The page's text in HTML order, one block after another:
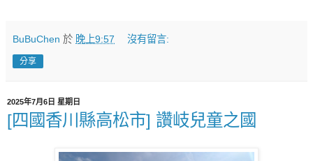
BuBuChen 於 晚上9:57 沒有留言:
分享
2025年7月6日 星期日
[四國香川縣高松市] 讚岐兒童之國